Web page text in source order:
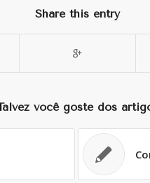
Share this entry
você goste dos